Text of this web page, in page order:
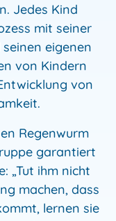
Jedes Kind
mit seiner
eigenen
von Kindern
von
Regenwurm
garantiert
„Tut ihm nicht
machen, dass
lernen sie